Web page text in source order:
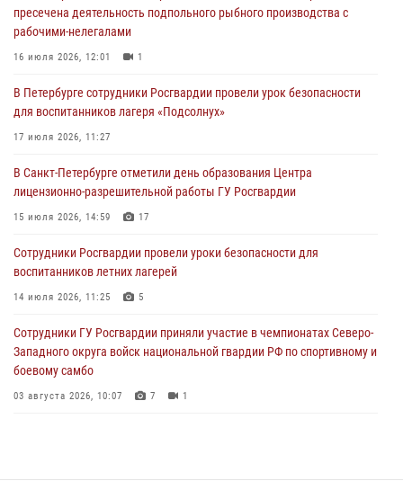
хулигана, стрелявшего из пускового устройства рядом с жилыми
домами
06 августа 2026, 11:36
Сотрудники и военнослужащие Росгвардии обеспечили
правопорядок при проведении матча "Зенит" - "Балтика"
06 августа 2026, 07:30
В Выборгском районе наряд Росгвардии обнаружил
разыскиваемый преступный автотранспорт
05 августа 2026, 12:25 2
Петербургские росгвардейцы обнаружили объявленный в розыск
автомобиль, ранее использовавшийся при совершении кражи в
Ленобласти
пресечена деятельность подпольного рыбного производства с
рабочими-нелегалами
16 июля 2026, 12:01 1
В Петербурге сотрудники Росгвардии провели урок безопасности
для воспитанников лагеря «Подсолнух»
17 июля 2026, 11:27
В Санкт-Петербурге отметили день образования Центра
лицензионно-разрешительной работы ГУ Росгвардии
15 июля 2026, 14:59 17
Сотрудники Росгвардии провели уроки безопасности для
воспитанников летних лагерей
14 июля 2026, 11:25 5
Сотрудники ГУ Росгвардии приняли участие в чемпионатах Северо-
Западного округа войск национальной гвардии РФ по спортивному и
боевому самбо
03 августа 2026, 10:07 7 1